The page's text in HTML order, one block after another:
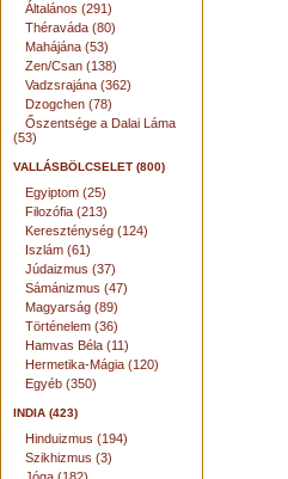
Általános (291)
Théraváda (80)
Mahájána (53)
Zen/Csan (138)
Vadzsrajána (362)
Dzogchen (78)
Őszentsége a Dalai Láma
(53)
VALLÁSBÖLCSELET (800)
Egyiptom (25)
Filozófia (213)
Kereszténység (124)
Iszlám (61)
Júdaizmus (37)
Sámánizmus (47)
Magyarság (89)
Történelem (36)
Hamvas Béla (11)
Hermetika-Mágia (120)
Egyéb (350)
INDIA (423)
Hinduizmus (194)
Szikhizmus (3)